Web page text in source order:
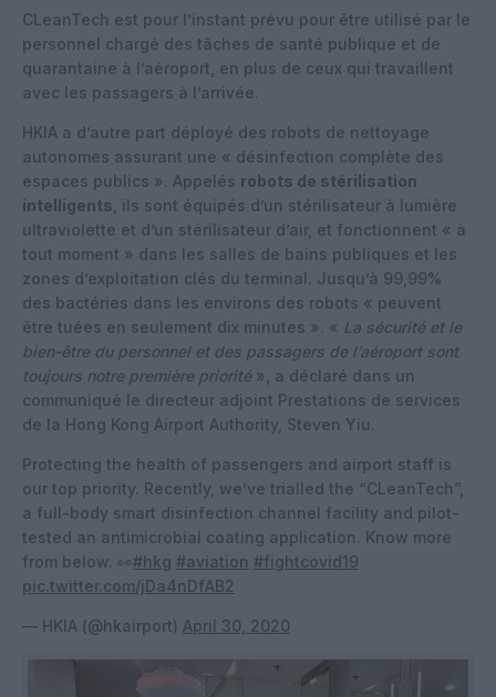
CLeanTech est pour l’instant prévu pour être utilisé par le
personnel chargé des tâches de santé publique et de
quarantaine à l’aéroport, en plus de ceux qui travaillent
avec les passagers à l’arrivée.
HKIA a d’autre part déployé des robots de nettoyage
autonomes assurant une « désinfection complète des
espaces publics ». Appelés robots de stérilisation
intelligents , ils sont équipés d’un stérilisateur à lumière
ultraviolette et d’un stérilisateur d’air, et fonctionnent « à
tout moment » dans les salles de bains publiques et les
zones d’exploitation clés du terminal. Jusqu’à 99,99%
des bactéries dans les environs des robots « peuvent
être tuées en seulement dix minutes ». « La sécurité et le
bien-être du personnel et des passagers de l’aéroport sont
toujours notre première priorité », a déclaré dans un
communiqué le directeur adjoint Prestations de services
de la Hong Kong Airport Authority, Steven Yiu.
Protecting the health of passengers and airport staff is
our top priority. Recently, we’ve trialled the “CLeanTech”,
a full-body smart disinfection channel facility and pilot-
tested an antimicrobial coating application. Know more
from below. 👀#hkg #aviation #fightcovid19
pic.twitter.com/jDa4nDfAB2
— HKIA (@hkairport) April 30, 2020